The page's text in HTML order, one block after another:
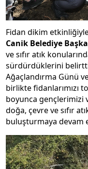
Fidan dikim
Canik Belediye
ve sıfır atık
sürdürdüklerini belirtti.
Ağaçlandırma Günü
birlikte fidanlarımızı
boyunca gençlerimizi
doğa, çevre ve sıfır
buluşturmaya devam